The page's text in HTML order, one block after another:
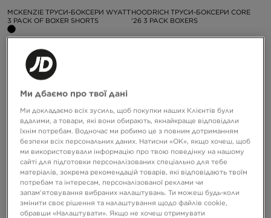
MCKENZIE ТРУСИ-БОКСЕРИ WYATT
3 PACK OF BOXER SHORTS
HOODRICH ТРУСИ-БОКСЕРИ CORE
'26 3 PACK BOXERS
1699 ГРН
-10% З КОДОМ NOVY10
MCKENZIE ТРУСИ-БОКСЕРИ WYATT
-10% З КОДОМ NOVY10
MCKENZIE ТРУСИ-БОКСЕРИ WYATT
Ми дбаємо про твої дані
Ми докладаємо всіх зусиль, щоб покупки наших Клієнтів були
вдалими, а товари, які вони обирають, якнайкраще відповідали
їхнім потребам. Водночас ми робимо це з повним дотриманням
безпеки всіх персональних даних. Натисни «OK», якщо хочеш, щоб
ми використовували інформацію про твою поведінку на нашому
сайті для підготовки персоналізованих спеціально для тебе
матеріалів, зокрема рекомендацій товарів, які відповідають твоїм
потребам та інтересам, персоналізованої реклами чи
запам’ятовування вибраних налаштувань. Ти можеш будь-коли
змінити своє рішення та налаштування щодо файлів cookie,
обравши «Налаштувати». Якщо не хочеш отримувати